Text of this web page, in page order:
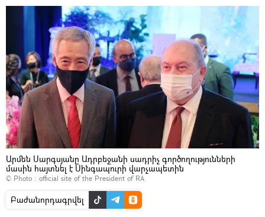
Արմեն Սարգսյանը Ադրբեջանի սադրիչ գործողությունների
մասին հայտնել է Սինգապուրի վարչապետին
© Photo : official site of the President of RA
Բաժանորդագրվել